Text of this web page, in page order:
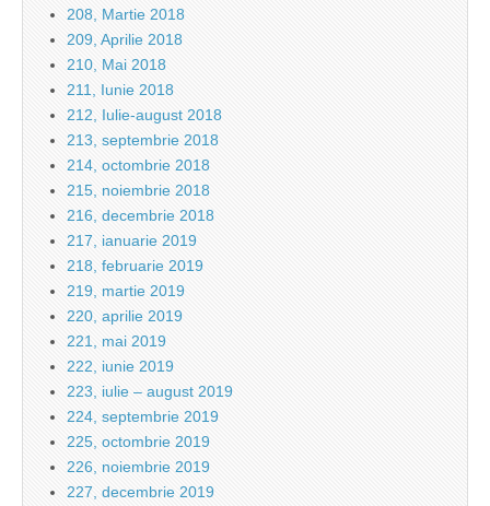
208, Martie 2018
209, Aprilie 2018
210, Mai 2018
211, Iunie 2018
212, Iulie-august 2018
213, septembrie 2018
214, octombrie 2018
215, noiembrie 2018
216, decembrie 2018
217, ianuarie 2019
218, februarie 2019
219, martie 2019
220, aprilie 2019
221, mai 2019
222, iunie 2019
223, iulie – august 2019
224, septembrie 2019
225, octombrie 2019
226, noiembrie 2019
227, decembrie 2019